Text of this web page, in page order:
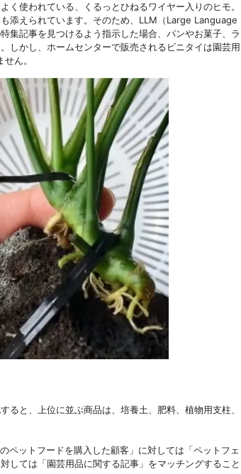
使われている、くるっとひねるワイヤー入りのヒモ。
添えられています。そのため、LLM（Large Language
集記事を見つけるよう指示した場合、パンやお菓子、ラ
しかし、ホームセンターで販売されるビニタイは園芸用
ん。
と、上位に並ぶ商品は、培養土、肥料、植物用支柱、
ペットフードを購入した顧客」に対しては「ペットフェ
しては「園芸用品に関する記事」をマッチングすること